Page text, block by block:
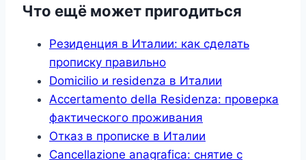
Что ещё может пригодиться
Резиденция в Италии: как сделать
прописку правильно
Domicilio и residenza в Италии
Accertamento della Residenza: проверка
фактического проживания
Отказ в прописке в Италии
Cancellazione anagrafica: снятие с